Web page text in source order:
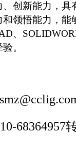
创新能力，具
领悟能力，能
、
。
68364957